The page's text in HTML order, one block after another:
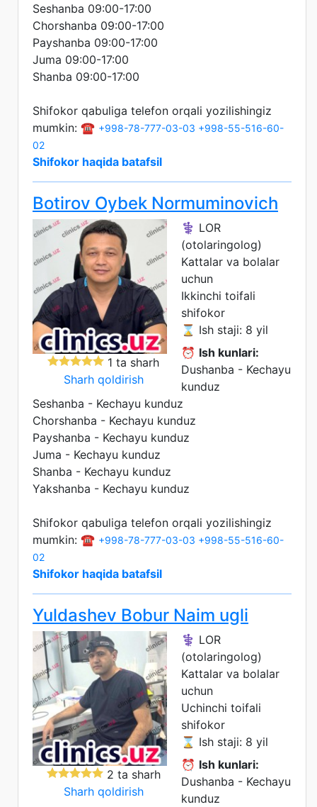
Seshanba 09:00-17:00
Chorshanba 09:00-17:00
Payshanba 09:00-17:00
Juma 09:00-17:00
Shanba 09:00-17:00
Shifokor qabuliga telefon orqali yozilishingiz
mumkin: ☎️ +998-78-777-03-03 +998-55-516-60-
02
Shifokor haqida batafsil
Botirov Oybek Normuminovich
1 ta sharh
Sharh qoldirish
⚕️ LOR
(otolaringolog)
Kattalar va bolalar
uchun
Ikkinchi toifali
shifokor
⌛ Ish staji: 8 yil
⏰ Ish kunlari:
Dushanba - Kechayu
kunduz
Seshanba - Kechayu kunduz
Chorshanba - Kechayu kunduz
Payshanba - Kechayu kunduz
Juma - Kechayu kunduz
Shanba - Kechayu kunduz
Yakshanba - Kechayu kunduz
Shifokor qabuliga telefon orqali yozilishingiz
mumkin: ☎️ +998-78-777-03-03 +998-55-516-60-
02
Shifokor haqida batafsil
Yuldashev Bobur Naim ugli
2 ta sharh
Sharh qoldirish
⚕️ LOR
(otolaringolog)
Kattalar va bolalar
uchun
Uchinchi toifali
shifokor
⌛ Ish staji: 8 yil
⏰ Ish kunlari:
Dushanba - Kechayu
kunduz